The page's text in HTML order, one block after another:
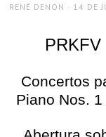
AUTHOR
RENÉ DENON 14 DE
PRKFV
Concertos
Piano Nos. 1